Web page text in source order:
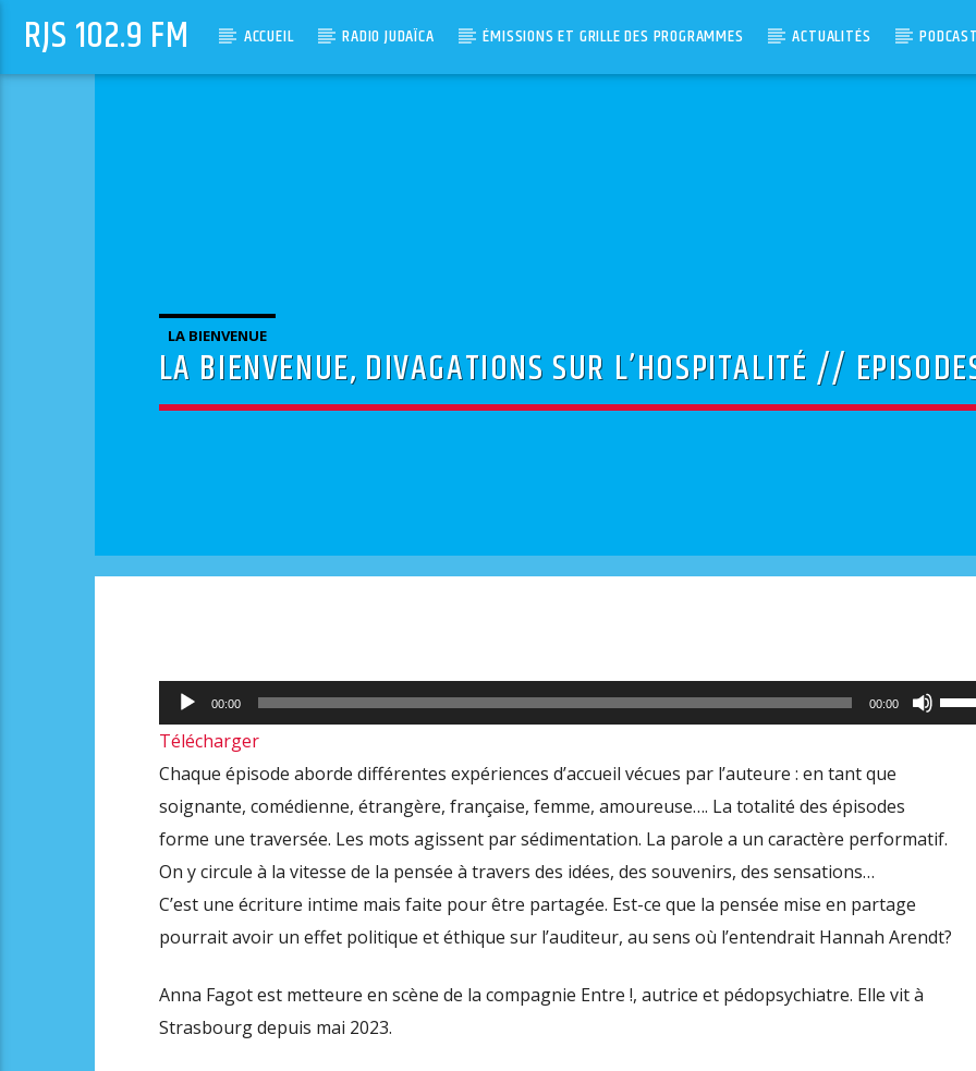
RJS 102.9 FM ACCUEIL RADIO JUDAÏCA ÉMISSIONS ET GRILLE DES PROGRAMMES ACTUALITÉS
LA BIENVENUE
LA BIENVENUE, DIVAGATIONS SUR L’HOSPITALITÉ //
Lecteur
audio
00:00 00:00
les
Télécharger
Chaque épisode aborde différentes expériences d’accueil vécues par l’auteure : en tant que
soignante, comédienne, étrangère, française, femme, amoureuse…. La totalité des épisodes
forme une traversée. Les mots agissent par sédimentation. La parole a un caractère performatif.
On y circule à la vitesse de la pensée à travers des idées, des souvenirs, des sensations…
C’est une écriture intime mais faite pour être partagée. Est-ce que la pensée mise en partage
pourrait avoir un effet politique et éthique sur l’auditeur, au sens où l’entendrait Hannah Arendt?
Anna Fagot est metteure en scène de la compagnie Entre !, autrice et pédopsychiatre. Elle vit à
Strasbourg depuis mai 2023.